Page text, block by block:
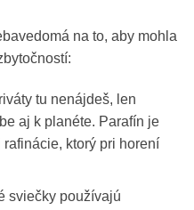
na to, aby mohla
tu nenájdeš, len
aj k planéte. Parafín je
ktorý pri horení
sviečky používajú